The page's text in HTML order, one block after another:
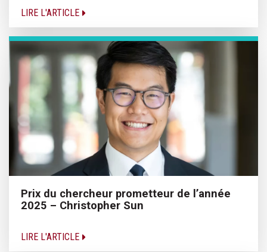
LIRE L'ARTICLE
Prix du chercheur prometteur de l’année
2025 – Christopher Sun
LIRE L'ARTICLE